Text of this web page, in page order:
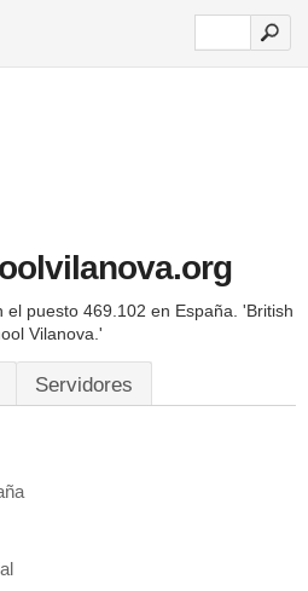
puesto 469.102 en España. 'British
Vilanova.'
Servidores